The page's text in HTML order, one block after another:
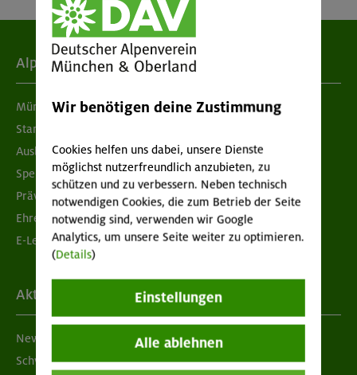
Alpenverein
München & Oberland
Standorte
Ausbildung & Jobs
Spenden
Prävention sexualisierter Gewalt
Ehrenamtsbörse
E-Learning
Aktuelles
Newsletter
Schwarzes Brett
Wir benötigen deine Zustimmung
Cookies helfen uns dabei, unsere Dienste
möglichst nutzerfreundlich anzubieten, zu
schützen und zu verbessern. Neben technisch
notwendigen Cookies, die zum Betrieb der Seite
notwendig sind, verwenden wir Google
Analytics, um unsere Seite weiter zu optimieren.
(Details)
Einstellungen
Alle ablehnen